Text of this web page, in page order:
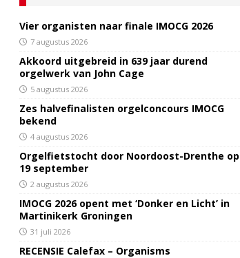
Vier organisten naar finale IMOCG 2026
7 augustus 2026
Akkoord uitgebreid in 639 jaar durend
orgelwerk van John Cage
5 augustus 2026
Zes halvefinalisten orgelconcours IMOCG
bekend
4 augustus 2026
Orgelfietstocht door Noordoost-Drenthe op
19 september
2 augustus 2026
IMOCG 2026 opent met ‘Donker en Licht’ in
Martinikerk Groningen
31 juli 2026
RECENSIE Calefax – Organisms